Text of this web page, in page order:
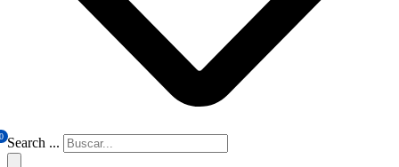
0 Search ...